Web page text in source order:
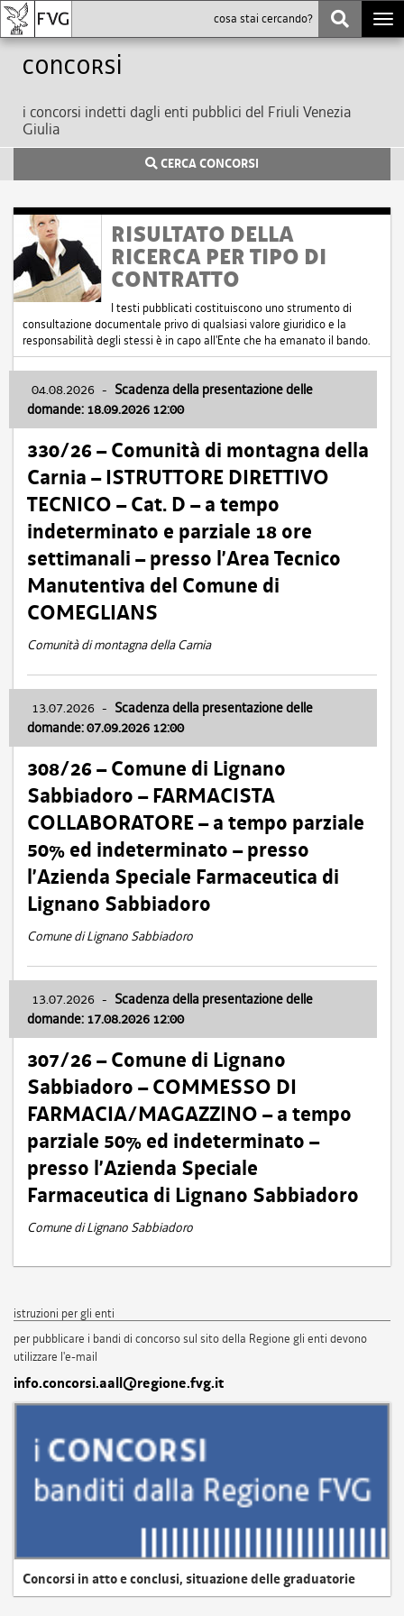
Concorsi
i concorsi indetti dagli enti pubblici del Friuli Venezia
Giulia
CERCA CONCORSI
RISULTATO DELLA
RICERCA PER TIPO DI
CONTRATTO
I testi pubblicati costituiscono uno strumento di
consultazione documentale privo di qualsiasi valore giuridico e la
responsabilità degli stessi è in capo all'Ente che ha emanato il bando.
04.08.2026 - Scadenza della presentazione delle
domande: 18.09.2026 12:00
330/26 – Comunità di montagna della
Carnia – ISTRUTTORE DIRETTIVO
TECNICO – Cat. D – a tempo
indeterminato e parziale 18 ore
settimanali – presso l’Area Tecnico
Manutentiva del Comune di
COMEGLIANS
Comunità di montagna della Carnia
13.07.2026 - Scadenza della presentazione delle
domande: 07.09.2026 12:00
308/26 – Comune di Lignano
Sabbiadoro – FARMACISTA
COLLABORATORE – a tempo parziale
50% ed indeterminato – presso
l’Azienda Speciale Farmaceutica di
Lignano Sabbiadoro
Comune di Lignano Sabbiadoro
13.07.2026 - Scadenza della presentazione delle
domande: 17.08.2026 12:00
307/26 – Comune di Lignano
Sabbiadoro – COMMESSO DI
FARMACIA/MAGAZZINO – a tempo
parziale 50% ed indeterminato –
presso l’Azienda Speciale
Farmaceutica di Lignano Sabbiadoro
Comune di Lignano Sabbiadoro
istruzioni per gli enti
per pubblicare i bandi di concorso sul sito della Regione gli enti devono
utilizzare l'e-mail
info.concorsi.aall@regione.fvg.it
Concorsi in atto e conclusi, situazione delle graduatorie